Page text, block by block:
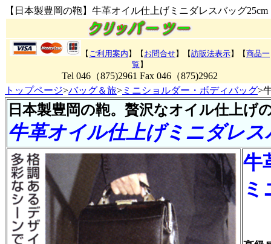
【日本製豊岡の鞄】牛革オイル仕上げミニダレスバッグ25cm
【 ご利用案内 】【 お問合せ】【訪販法表示】【商品一
覧 】
Tel 046（875)2961 Fax 046（875)2962
トップページ>バッグ＆旅> ミニショルダー・ボディバッグ>
日本製豊岡の鞄。贅沢なオイル仕上げ
牛革オイル仕上げミニダレス
牛
ミ